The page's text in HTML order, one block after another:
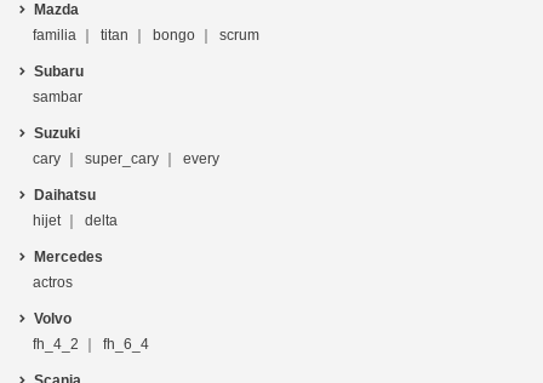
Mazda
familia
titan bongo scrum
Subaru
sambar
Suzuki
cary
super_cary every
Daihatsu
hijet
delta
Mercedes
actros
Volvo
fh_4_2
fh_6_4